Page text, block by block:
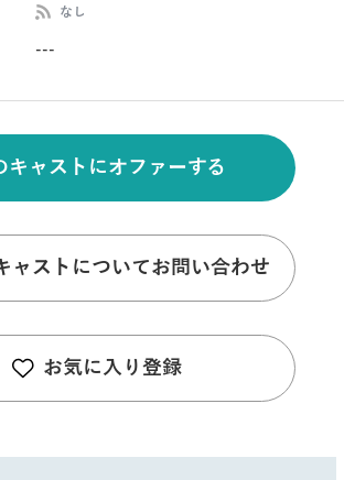
なし
---
キャストにオファーする
ャストについてお問い合わせ
お気に入り登録